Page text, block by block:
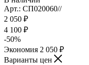
Арт.: СП020060//
2 050 ₽
4 100 ₽
-50%
Экономия 2 050 ₽
Варианты цен